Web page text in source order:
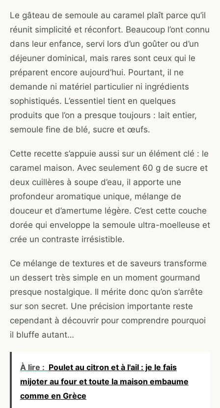
Le gâteau de semoule au caramel plaît parce qu’il
réunit simplicité et réconfort. Beaucoup l’ont connu
dans leur enfance, servi lors d’un goûter ou d’un
déjeuner dominical, mais rares sont ceux qui le
préparent encore aujourd’hui. Pourtant, il ne
demande ni matériel particulier ni ingrédients
sophistiqués. L’essentiel tient en quelques
produits que l’on a presque toujours : lait entier,
semoule fine de blé, sucre et œufs.
Cette recette s’appuie aussi sur un élément clé : le
caramel maison. Avec seulement 60 g de sucre et
deux cuillères à soupe d’eau, il apporte une
profondeur aromatique unique, mélange de
douceur et d’amertume légère. C’est cette couche
dorée qui enveloppe la semoule ultra-moelleuse et
crée un contraste irrésistible.
Ce mélange de textures et de saveurs transforme
un dessert très simple en un moment gourmand
presque nostalgique. Il mérite donc qu’on s’arrête
sur son secret. Une précision importante reste
cependant à découvrir pour comprendre pourquoi
il bluffe autant…
À lire : Poulet au citron et à l'ail : je le fais
mijoter au four et toute la maison embaume
comme en Grèce